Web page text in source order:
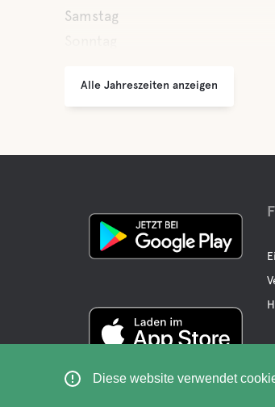
Diese website verwendet
Samstag
Alle Jahreszeiten anzeigen